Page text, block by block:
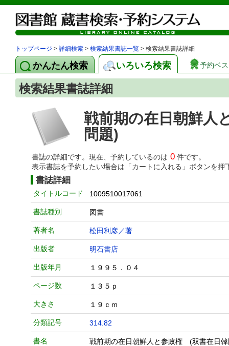
トップページ > 詳細検索 > 検索結果書誌一覧 > 検索結果書誌詳細
かんたん検索 いろいろ検索 予約ベ
検索結果書誌詳細
戦前期の在日朝鮮人
問題)
書誌の詳細です。現在、予約しているのは 0 件です。
表示書誌を予約したい場合は「カートに入れる」ボタンを押
書誌詳細
タイトルコード 1009510017061
書誌種別 図書
著者名 松田利彦／著
出版者 明石書店
出版年月 １９９５．０４
ページ数 １３５ｐ
大きさ １９ｃｍ
分類記号 314.82
書名 戦前期の在日朝鮮人と参政権 (双書在日